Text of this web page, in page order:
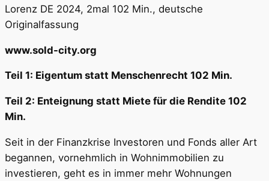
Lorenz DE 2024, 2mal 102 Min., deutsche
Originalfassung
www.sold-city.org
Teil 1: Eigentum statt Menschenrecht 102 Min.
Teil 2: Enteignung statt Miete für die Rendite 102
Min.
Seit in der Finanzkrise Investoren und Fonds aller Art
begannen, vornehmlich in Wohnimmobilien zu
investieren, geht es in immer mehr Wohnungen